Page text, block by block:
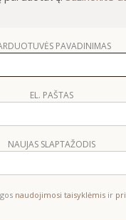
PAVADINIMAS
EL. PAŠTAS
NAUJAS SLAPTAŽODIS
naudojimosi taisyklėmis ir